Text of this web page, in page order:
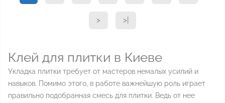
> >|
Клей для плитки в Киеве
Укладка плитки требует от мастеров немалых усилий и
навыков. Помимо этого, в работе важнейшую роль играет
правильно подобранная смесь для плитки. Ведь от нее